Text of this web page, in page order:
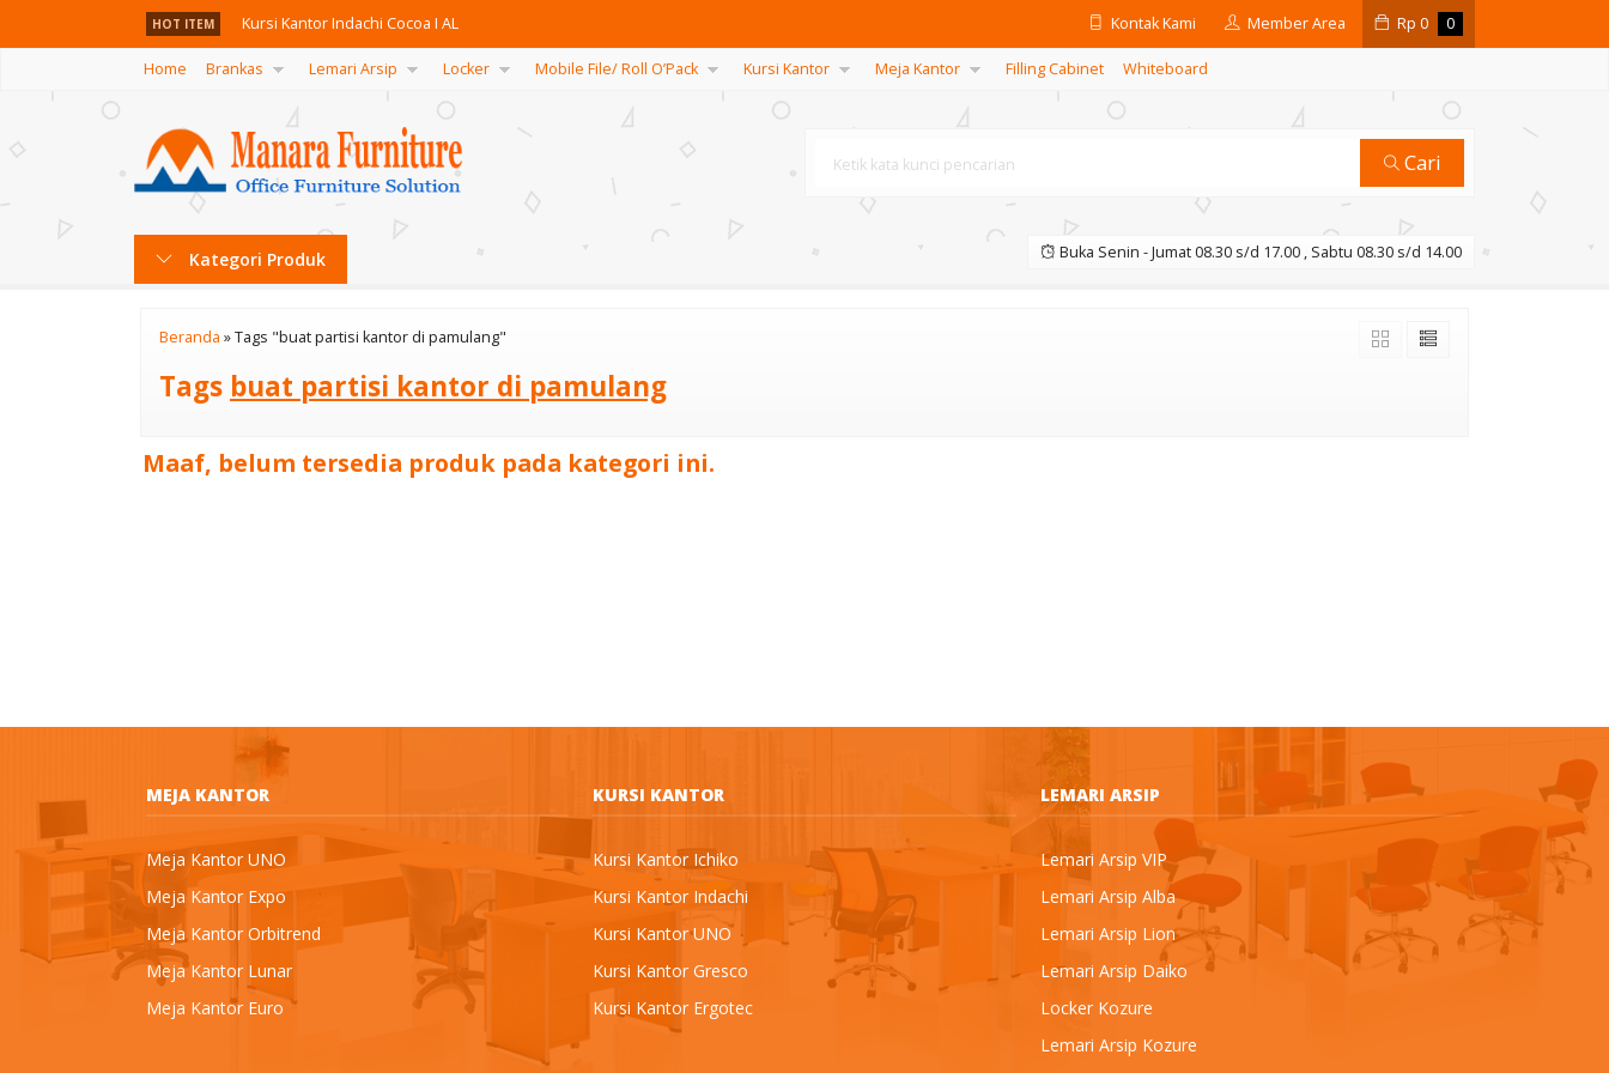
HOT ITEM Kursi Kantor Indachi Cocoa I AL
Brankas Daichiban DS 80 A (Alarm)
Meja Meeting Indachi DMTG 114 A-O
Kursi Kantor Indachi Versus I
Card Index Elite EL 4413
Kursi Kantor Indachi Cocoa I AL
Kontak Kami Member Area Rp 0 0
Home Brankas Lemari Arsip Locker Mobile File/ Roll O’Pack Kursi Kantor Meja Kantor Filling Cabinet Whiteboard
Cari
Kategori Produk Buka Senin - Jumat 08.30 s/d 17.00 , Sabtu 08.30 s/d 14.00
Beranda »Tags "buat partisi kantor di pamulang"
Tags buat partisi kantor di pamulang
Maaf, belum tersedia produk pada kategori ini.
MEJA KANTOR
Meja Kantor UNO
Meja Kantor Expo
Meja Kantor Orbitrend
Meja Kantor Lunar
Meja Kantor Euro
KURSI KANTOR
Kursi Kantor Ichiko
Kursi Kantor Indachi
Kursi Kantor UNO
Kursi Kantor Gresco
Kursi Kantor Ergotec
LEMARI ARSIP
Lemari Arsip VIP
Lemari Arsip Alba
Lemari Arsip Lion
Lemari Arsip Daiko
Locker Kozure
Lemari Arsip Kozure